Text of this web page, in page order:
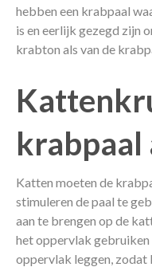
hebben een krabpaal
is en eerlijk gezegd zijn
krabton als van de
krabpaal
Katten moeten de
stimuleren de paal te
aan te brengen op de
het oppervlak
oppervlak leggen, zodat